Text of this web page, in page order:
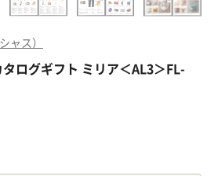
ャス）
ログギフト ミリア＜AL3＞FL-